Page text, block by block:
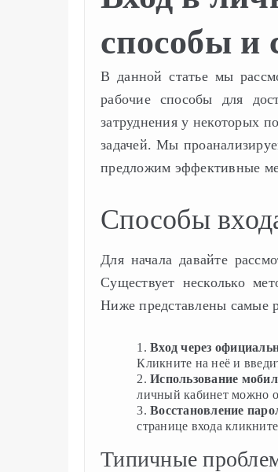
способы и
В данной статье мы
рабочие способы для
затруднения у некоторых
задачей. Мы
предложим эффективные
Способы
Для начала давайте
Существует несколько
Ниже представлены самые
Вход через
Кликните на неё и
Использование
личный кабинет можно
Восстановление
странице входа
Типичные